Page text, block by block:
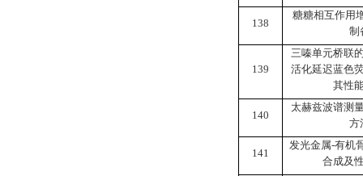
138
糖糖相互作用
制
139
三嗪单元桥联
活化延迟蓝色
其性
140
太赫兹波谱测
方
141
发光金属-有机
合成及